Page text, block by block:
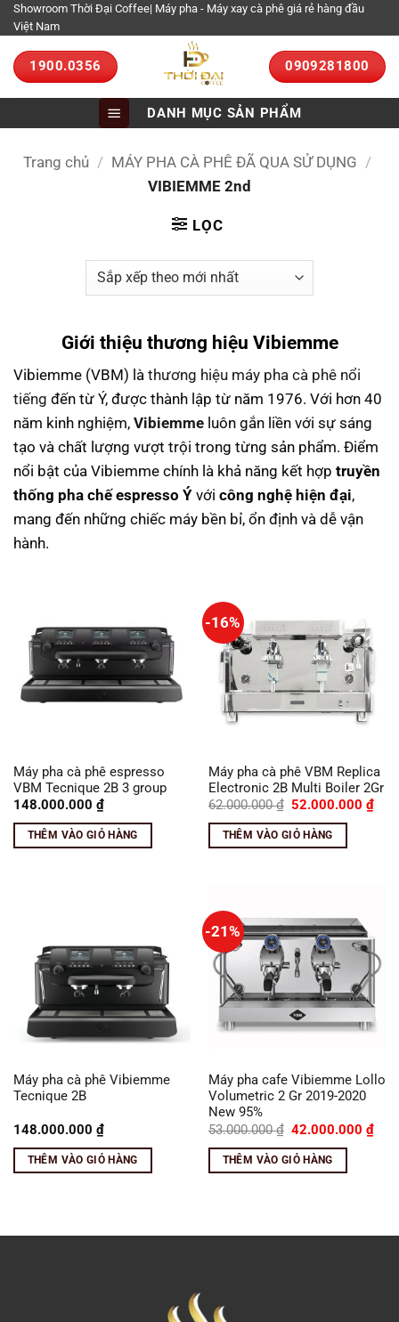
Bỏ
qua
nội
dung
Showroom Thời Đại Coffee| Máy pha - Máy xay cà phê giá rẻ hàng đầu
Việt Nam
1900.0356 0909281800
DANH MỤC SẢN PHẨM
Trang chủ / MÁY PHA CÀ PHÊ ĐÃ QUA SỬ DỤNG /
VIBIEMME 2nd
LỌC
Giới thiệu thương hiệu Vibiemme
Vibiemme (VBM) là thương hiệu máy pha cà phê nổi
tiếng đến từ Ý, được thành lập từ năm 1976. Với hơn 40
năm kinh nghiệm, Vibiemme luôn gắn liền với sự sáng
tạo và chất lượng vượt trội trong từng sản phẩm. Điểm
nổi bật của Vibiemme chính là khả năng kết hợp truyền
thống pha chế espresso Ý với công nghệ hiện đại,
mang đến những chiếc máy bền bỉ, ổn định và dễ vận
hành.
Máy pha cà phê espresso
VBM Tecnique 2B 3 group
148.000.000 ₫
THÊM VÀO GIỎ HÀNG
-16%
Máy pha cà phê VBM Replica
Electronic 2B Multi Boiler 2Gr
62.000.000₫ Giá
là:
62.000.000 ₫.
52.000.000₫Giá
THÊM VÀO GIỎ HÀNG
Máy pha cà phê Vibiemme
Tecnique 2B
148.000.000 ₫
THÊM VÀO GIỎ HÀNG
-21%
Máy pha cafe Vibiemme Lollo
Volumetric 2 Gr 2019-2020
New 95%
53.000.000₫ Giá
là:
53.000.000 ₫.
42.000.000₫Giá
THÊM VÀO GIỎ HÀNG